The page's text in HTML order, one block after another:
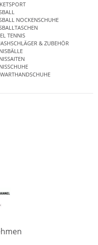
NOCKENSCHUHE
TENNIS
& ZUBEHÖR